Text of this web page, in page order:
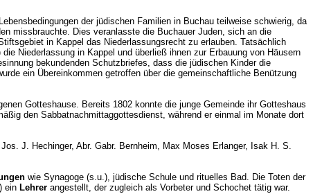
der jüdischen Familien in Buchau teilweise schwierig, da
missbrauchte. Dies veranlasste die Buchauer Juden, sich an die
in Kappel das Niederlassungsrecht zu erlauben. Tatsächlich
Niederlassung in Kappel und überließ ihnen zur Erbauung von Häusern
bekundenden Schutzbriefes, dass die jüdischen Kinder die
ein Übereinkommen getroffen über die gemeinschaftliche Benützung
Gotteshause. Bereits 1802 konnte die junge Gemeinde ihr Gotteshaus
den Sabbatnachmittaggottesdienst, während er einmal im Monate dort
J. Hechinger, Abr. Gabr. Bernheim, Max Moses Erlanger, Isak H. S.
wie Synagoge (s.u.), jüdische Schule und rituelles Bad. Die Toten der
ein Lehrer angestellt, der zugleich als Vorbeter und Schochet tätig war.